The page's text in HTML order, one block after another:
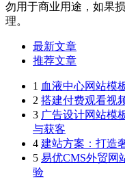
勿用于商业用途，如果
理。
最新文章
推荐文章
1 血液中心网站模
2 搭建付费观看视
3 广告设计网站模
与获客
4 建站方案：打造
5 易优CMS外贸网
验